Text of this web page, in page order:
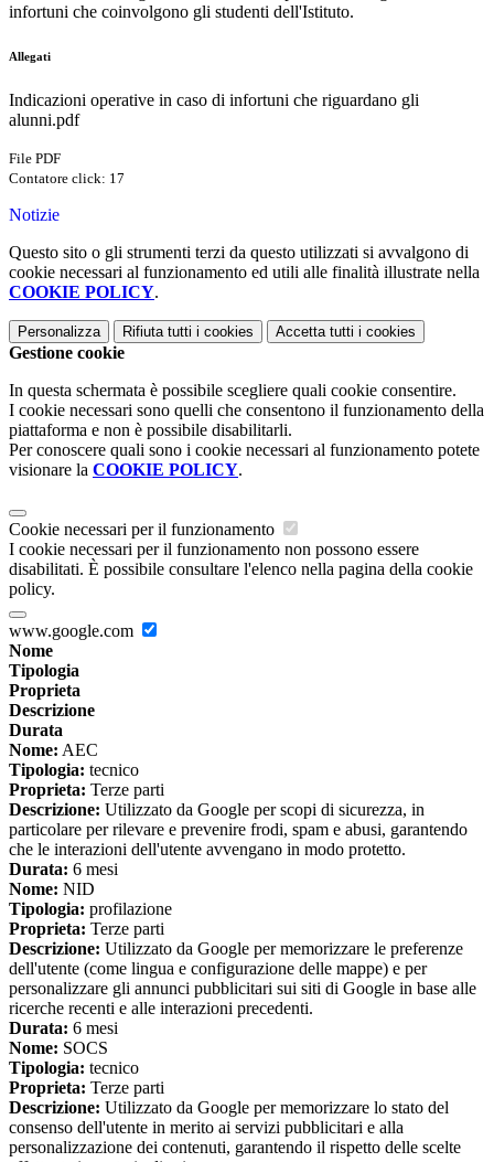
infortuni che coinvolgono gli studenti dell'Istituto.
Allegati
Indicazioni operative in caso di infortuni che riguardano gli
alunni.pdf
File PDF
Contatore click: 17
Notizie
Questo sito o gli strumenti terzi da questo utilizzati si avvalgono di
cookie necessari al funzionamento ed utili alle finalità illustrate nella
COOKIE POLICY.
Personalizza Rifiuta tutti i cookies Accetta tutti i cookies
Gestione cookie
In questa schermata è possibile scegliere quali cookie consentire.
I cookie necessari sono quelli che consentono il funzionamento della
piattaforma e non è possibile disabilitarli.
Per conoscere quali sono i cookie necessari al funzionamento potete
visionare la COOKIE POLICY.
Cookie necessari per il funzionamento
I cookie necessari per il funzionamento non possono essere
disabilitati. È possibile consultare l'elenco nella pagina della cookie
policy.
www.google.com
Nome
Tipologia
Proprieta
Descrizione
Durata
Nome: AEC
Tipologia: tecnico
Proprieta: Terze parti
Descrizione: Utilizzato da Google per scopi di sicurezza, in
particolare per rilevare e prevenire frodi, spam e abusi, garantendo
che le interazioni dell'utente avvengano in modo protetto.
Durata: 6 mesi
Nome: NID
Tipologia: profilazione
Proprieta: Terze parti
Descrizione: Utilizzato da Google per memorizzare le preferenze
dell'utente (come lingua e configurazione delle mappe) e per
personalizzare gli annunci pubblicitari sui siti di Google in base alle
ricerche recenti e alle interazioni precedenti.
Durata: 6 mesi
Nome: SOCS
Tipologia: tecnico
Proprieta: Terze parti
Descrizione: Utilizzato da Google per memorizzare lo stato del
consenso dell'utente in merito ai servizi pubblicitari e alla
personalizzazione dei contenuti, garantendo il rispetto delle scelte